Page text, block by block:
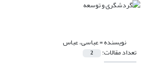
نویسنده =عباسی، عباس
تعداد مقالات: 2